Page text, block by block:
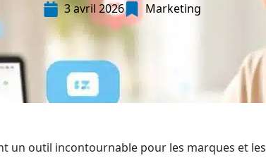
3 avril 2026 Marketing
un outil incontournable pour les marques et les